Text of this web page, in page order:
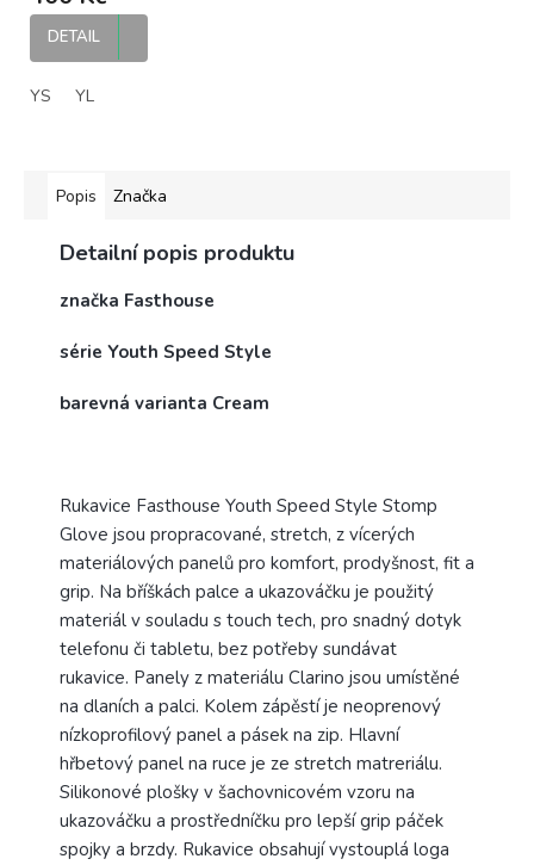
rukavice
DETAIL
YS YL
Popis Značka
Detailní popis produktu
značka Fasthouse
série Youth Speed Style
barevná varianta Cream
Rukavice Fasthouse Youth Speed Style Stomp
Glove jsou propracované, stretch, z vícerých
materiálových panelů pro komfort, prodyšnost, fit a
grip. Na bříškách palce a ukazováčku je použitý
materiál v souladu s touch tech, pro snadný dotyk
telefonu či tabletu, bez potřeby sundávat
rukavice. Panely z materiálu Clarino jsou umístěné
na dlaních a palci. Kolem zápěstí je neoprenový
nízkoprofilový panel a pásek na zip. Hlavní
hřbetový panel na ruce je ze stretch matreriálu.
Silikonové plošky v šachovnicovém vzoru na
ukazováčku a prostředníčku pro lepší grip páček
spojky a brzdy. Rukavice obsahují vystouplá loga